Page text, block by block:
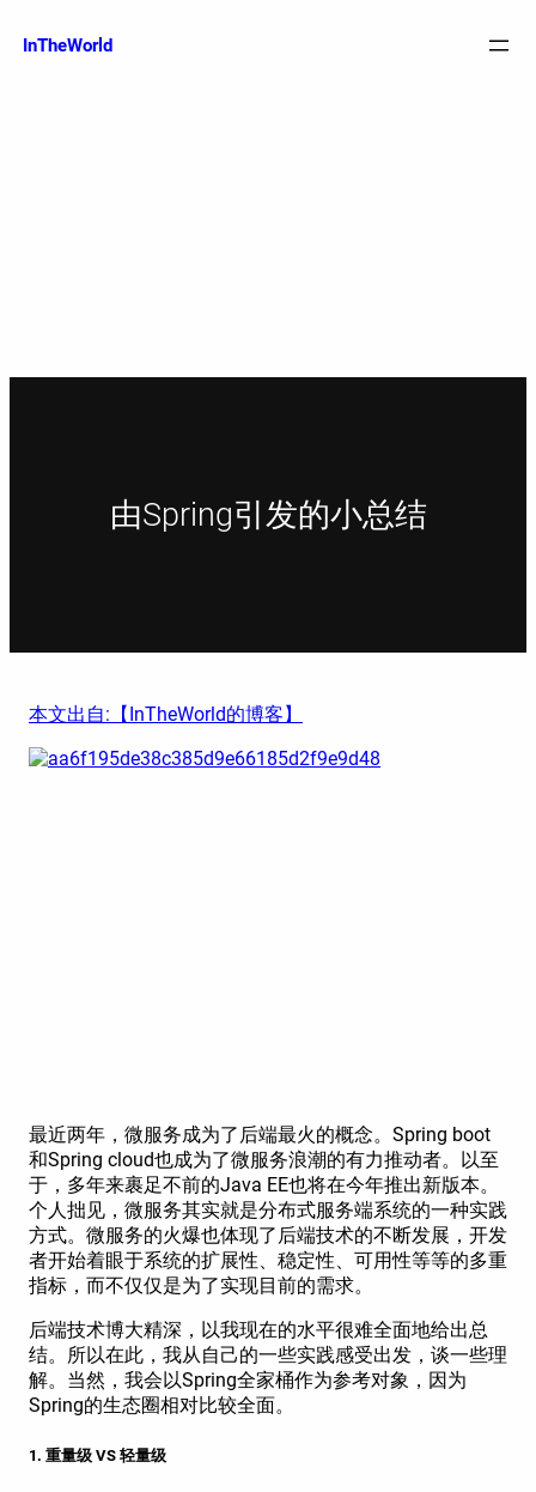
至InTheWorld
由Spring引发的小总结
本文出自:【InTheWorld的博客】
最近两年，微服务成为了后端最火的概念。Spring boot
和Spring cloud也成为了微服务浪潮的有力推动者。以至
于，多年来裹足不前的Java EE也将在今年推出新版本。
个人拙见，微服务其实就是分布式服务端系统的一种实践
方式。微服务的火爆也体现了后端技术的不断发展，开发
者开始着眼于系统的扩展性、稳定性、可用性等等的多重
指标，而不仅仅是为了实现目前的需求。
后端技术博大精深，以我现在的水平很难全面地给出总
结。所以在此，我从自己的一些实践感受出发，谈一些理
解。当然，我会以Spring全家桶作为参考对象，因为
Spring的生态圈相对比较全面。
1. 重量级 VS 轻量级